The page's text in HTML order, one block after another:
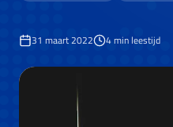
31 maart 2022 4min leestijd